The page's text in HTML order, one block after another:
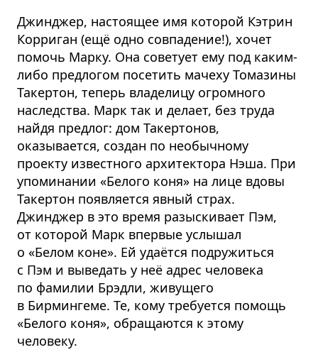
Джинджер, настоящее имя которой Кэтрин
Корриган (ещё одно совпадение!), хочет
помочь Марку. Она советует ему под каким-
либо предлогом посетить мачеху Томазины
Такертон, теперь владелицу огромного
наследства. Марк так и делает, без труда
найдя предлог: дом Такертонов,
оказывается, создан по необычному
проекту известного архитектора Нэша. При
упоминании «Белого коня» на лице вдовы
Такертон появляется явный страх.
Джинджер в это время разыскивает Пэм,
от которой Марк впервые услышал
о «Белом коне». Ей удаётся подружиться
с Пэм и выведать у неё адрес человека
по фамилии Брэдли, живущего
в Бирмингеме. Те, кому требуется помощь
«Белого коня», обращаются к этому
человеку.